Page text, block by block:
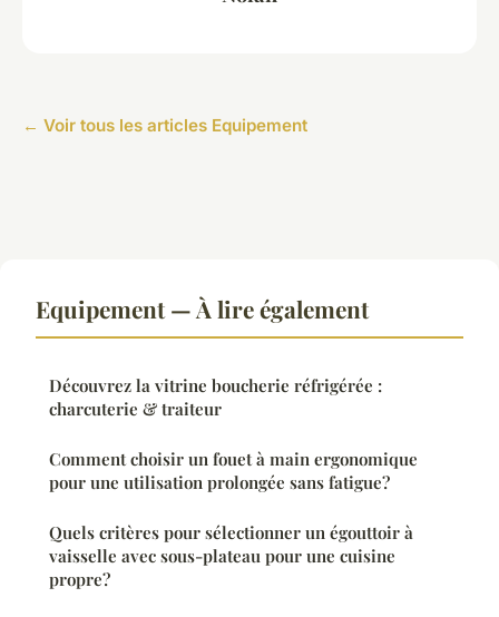
← Voir tous les articles Equipement
Equipement — À lire également
Découvrez la vitrine boucherie réfrigérée :
charcuterie & traiteur
Comment choisir un fouet à main ergonomique
pour une utilisation prolongée sans fatigue?
Quels critères pour sélectionner un égouttoir à
vaisselle avec sous-plateau pour une cuisine
propre?